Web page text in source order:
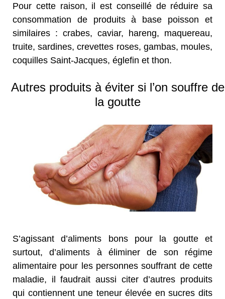
Pour cette raison, il est conseillé de réduire sa
consommation de produits à base poisson et
similaires : crabes, caviar, hareng, maquereau,
truite, sardines, crevettes roses, gambas, moules,
coquilles Saint-Jacques, églefin et thon.
Autres produits à éviter si l’on souffre de
la goutte
S’agissant d’aliments bons pour la goutte et
surtout, d’aliments à éliminer de son régime
alimentaire pour les personnes souffrant de cette
maladie, il faudrait aussi citer d’autres produits
qui contiennent une teneur élevée en sucres dits